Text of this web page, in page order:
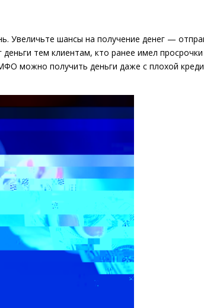
Увеличьте шансы на получение денег —
деньги тем клиентам, кто ранее имел
можно получить деньги даже с плохой